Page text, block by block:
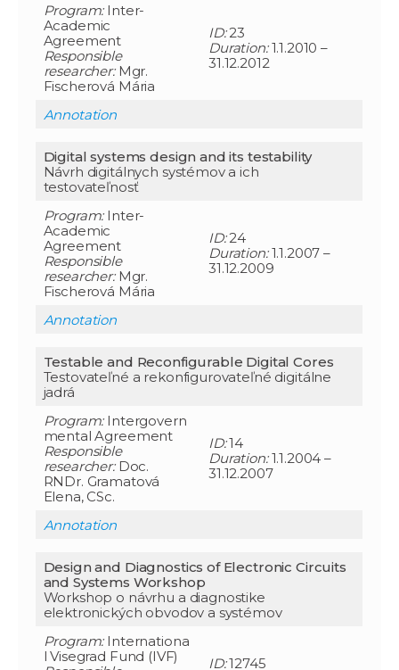
Program:Inter-
Academic
Agreement
Responsible
researcher:Mgr.
Fischerová Mária
ID:23
Duration:1.1.2010 –
31.12.2012
Annotation
Digital systems design and its testability
Návrh digitálnych systémov a ich
testovateľnosť
Program:Inter-
Academic
Agreement
Responsible
researcher:Mgr.
Fischerová Mária
ID:24
Duration:1.1.2007 –
31.12.2009
Annotation
Testable and Reconfigurable Digital Cores
Testovateľné a rekonfigurovateľné digitálne
jadrá
Program:Intergovern
mental Agreement
Responsible
researcher:Doc.
RNDr. Gramatová
Elena, CSc.
ID:14
Duration:1.1.2004 –
31.12.2007
Annotation
Design and Diagnostics of Electronic Circuits
and Systems Workshop
Workshop o návrhu a diagnostike
elektronických obvodov a systémov
Program:Internationa
l Visegrad Fund (IVF)
ID:12745